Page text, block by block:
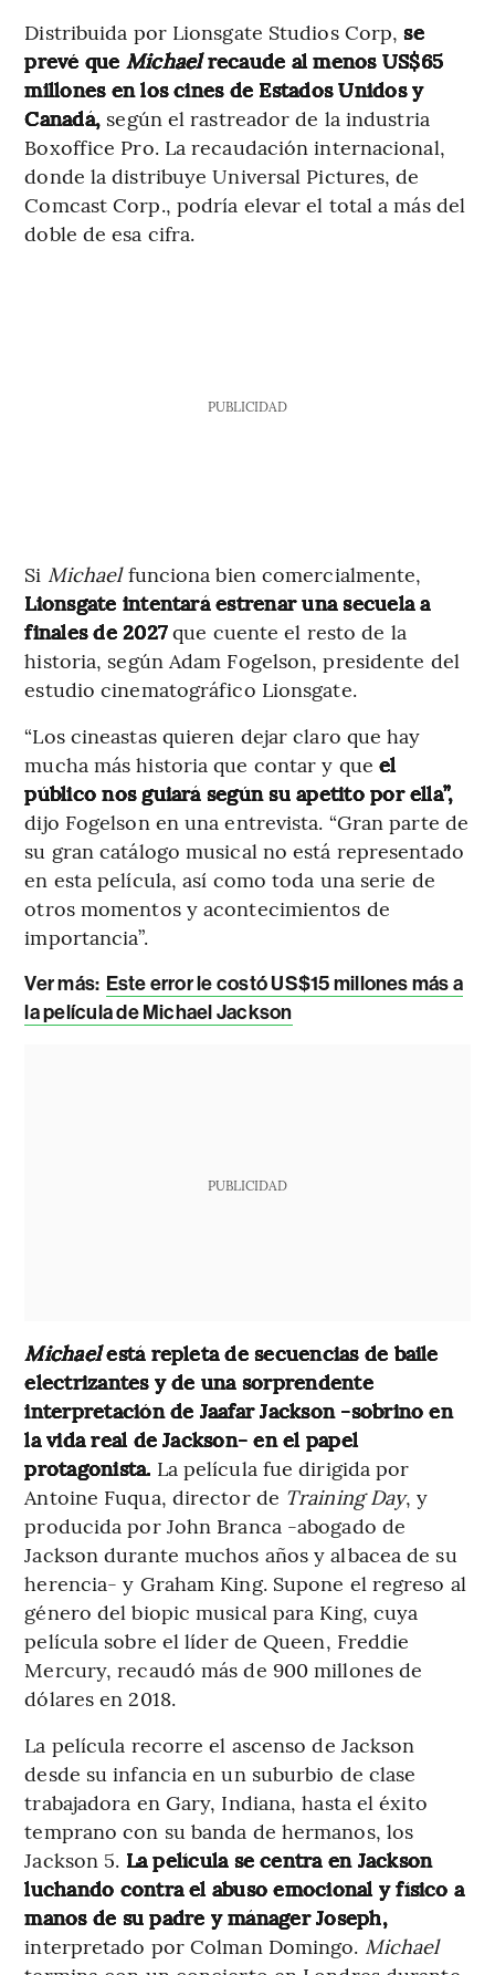
Distribuida por Lionsgate Studios Corp,se
prevé que Michaelrecaude al menos US$65
millones en los cines de Estados Unidos y
Canadá, según el rastreador de la industria
Boxoffice Pro. La recaudación internacional,
donde la distribuye Universal Pictures, de
Comcast Corp., podría elevar el total a más del
doble de esa cifra.
PUBLICIDAD
Si Michaelfunciona bien comercialmente,
Lionsgate intentará estrenar una secuela a
finales de 2027que cuente el resto de la
historia, según Adam Fogelson, presidente del
estudio cinematográfico Lionsgate.
“Los cineastas quieren dejar claro que hay
mucha más historia que contar y que el
público nos guiará según su apetito por ella”,
dijo Fogelson en una entrevista. “Gran parte de
su gran catálogo musical no está representado
en esta película, así como toda una serie de
otros momentos y acontecimientos de
importancia”.
Ver más: Este error le costó US$15 millones más a
la película de Michael Jackson
PUBLICIDAD
Michaelestá repleta de secuencias de baile
electrizantes y de una sorprendente
interpretación de Jaafar Jackson -sobrino en
la vida real de Jackson- en el papel
protagonista. La película fue dirigida por
Antoine Fuqua, director de Training Day, y
producida por John Branca -abogado de
Jackson durante muchos años y albacea de su
herencia- y Graham King. Supone el regreso al
género del biopic musical para King, cuya
película sobre el líder de Queen, Freddie
Mercury, recaudó más de 900 millones de
dólares en 2018.
La película recorre el ascenso de Jackson
desde su infancia en un suburbio de clase
trabajadora en Gary, Indiana, hasta el éxito
temprano con su banda de hermanos, los
Jackson 5. La película se centra en Jackson
luchando contra el abuso emocional y físico a
manos de su padre y mánager Joseph,
interpretado por Colman Domingo. Michael